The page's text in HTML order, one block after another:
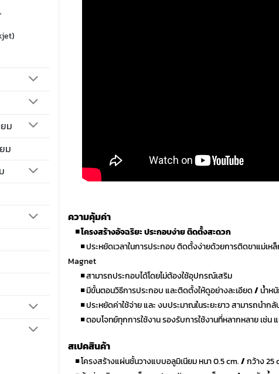
ม
ม
ความคุ้มค่า
◾โครงสร้างอัจฉริยะ ประกอบง่าย ติดตั้งสะดวก
◾ประหยัดเวลาในการประกอบ ติดตั้งง่ายด้วยการติดขาแม่เ
Magnet
◾สามารถประกอบได้โดยไม่ต้องใช้อุปกรณ์เสริม
◾มีขั้นตอนวิธีการประกอบ และติดตั้งให้ดูอย่างละเอียด/น้ำห
◾ประหยัดค่าใช้จ่าย และ งบประมาณในระยะยาว สามารถนำกลั
◾ตอบโจทย์ทุกการใช้งาน รองรับการใช้งานที่หลากหลาย เช่
สเปคสินค้า
◾โครงสร้างแผ่นชั้นวางแบบอลูมิเนียม หนา 0.5 cm. /กว้าง 25